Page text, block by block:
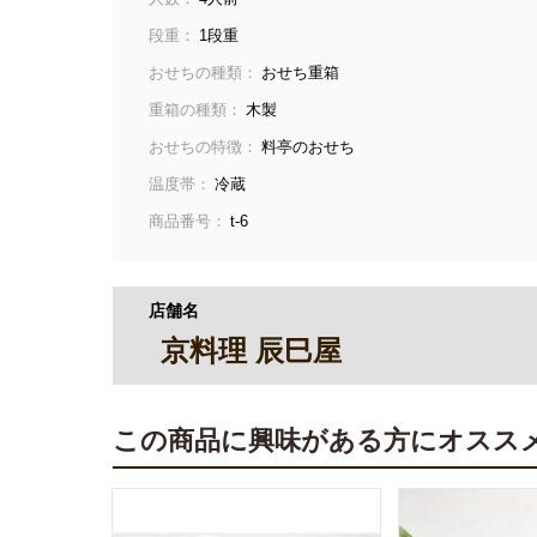
段重： 1段重
おせちの種類： おせち重箱
重箱の種類： 木製
おせちの特徴： 料亭のおせち
温度帯： 冷蔵
商品番号： t-6
店舗名
京料理 辰巳屋
この商品に興味がある方にオスス